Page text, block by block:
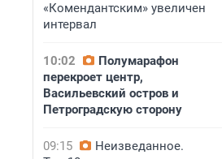
«Комендантским» увеличен
интервал
10:02
Полумарафон
перекроет центр,
Васильевский остров и
Петроградскую сторону
09:15
Неизведанное.